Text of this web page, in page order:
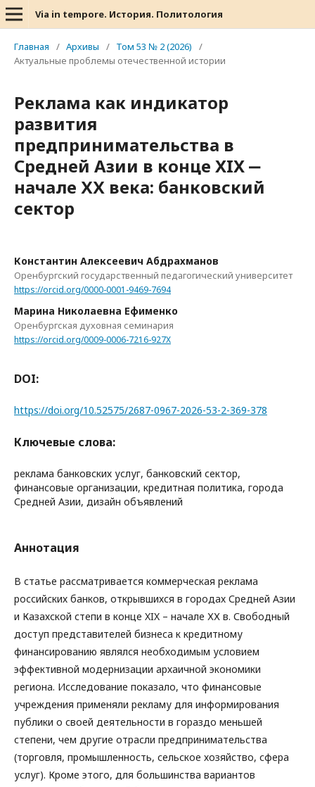
Via in tempore. История. Политология
Главная / Архивы / Том 53 № 2 (2026)
/
Актуальные проблемы отечественной истории
Реклама как индикатор
развития
предпринимательства в
Средней Азии в конце XIX ‒
начале ХХ века: банковский
сектор
Константин Алексеевич Абдрахманов
Оренбургский государственный педагогический университет
https://orcid.org/0000-0001-9469-7694
Марина Николаевна Ефименко
Оренбургская духовная семинария
https://orcid.org/0009-0006-7216-927X
DOI:
https://doi.org/10.52575/2687-0967-2026-53-2-369-378
Ключевые слова:
реклама банковских услуг, банковский сектор,
финансовые организации, кредитная политика, города
Средней Азии, дизайн объявлений
Аннотация
В статье рассматривается коммерческая реклама
российских банков, открывшихся в городах Средней Азии
и Казахской степи в конце XIX – начале ХХ в. Свободный
доступ представителей бизнеса к кредитному
финансированию являлся необходимым условием
эффективной модернизации архаичной экономики
региона. Исследование показало, что финансовые
учреждения применяли рекламу для информирования
публики о своей деятельности в гораздо меньшей
степени, чем другие отрасли предпринимательства
(торговля, промышленность, сельское хозяйство, сфера
услуг). Кроме этого, для большинства вариантов